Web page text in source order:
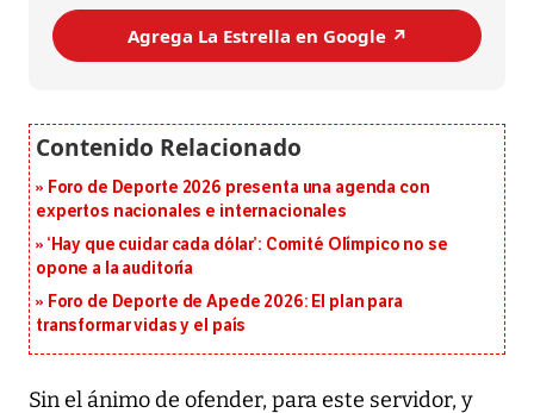
Agrega La Estrella en Google ↗️
Foro de Deporte 2026 presenta una agenda con
expertos nacionales e internacionales
‘Hay que cuidar cada dólar’: Comité Olímpico no se
opone a la auditoría
Foro de Deporte de Apede 2026: El plan para
transformar vidas y el país
Sin el ánimo de ofender, para este servidor, y